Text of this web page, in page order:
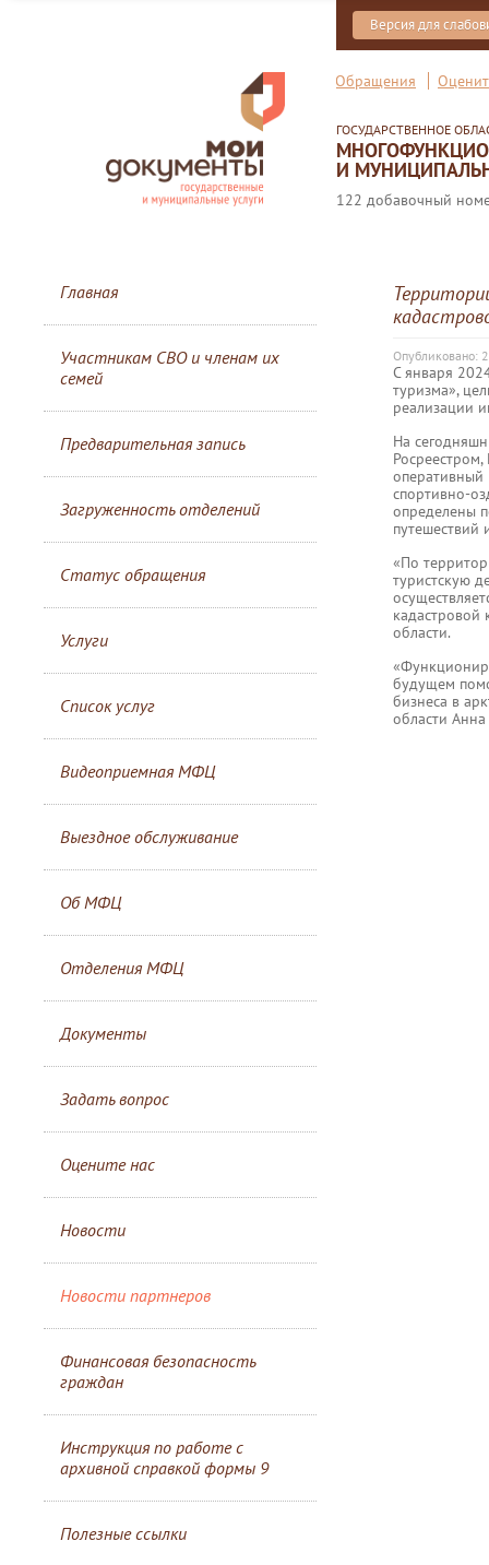
Версия для
Обращения
ГОСУДАРСТВЕННОЕ
И
122 добавочный
Главная
Участникам СВО и членам их
семей
Предварительная запись
Загруженность отделений
Статус обращения
Услуги
Список услуг
Видеоприемная МФЦ
Выездное обслуживание
Об МФЦ
Отделения МФЦ
Документы
Задать вопрос
Оцените нас
Новости
Новости партнеров
Финансовая безопасность
граждан
Инструкция по работе с
архивной справкой формы 9
Полезные ссылки
Опубликовано:
С января
туризма»,
реализации
На
оперативный
спортивно-
определены
путешествий
«По
туристскую
кадастровой
области.
будущем
бизнеса в
области